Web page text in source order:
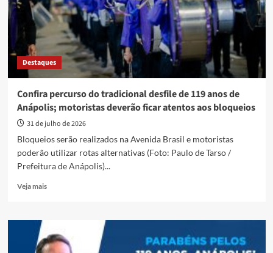
menor
já
registrado
período
Destaques
Confira percurso do tradicional desfile de 119 anos de
Anápolis; motoristas deverão ficar atentos aos bloqueios
31 de julho de 2026
Bloqueios serão realizados na Avenida Brasil e motoristas
poderão utilizar rotas alternativas (Foto: Paulo de Tarso /
Prefeitura de Anápolis)...
Veja maisRead
do